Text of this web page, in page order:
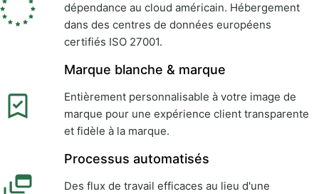
dépendance au cloud américain. Hébergement
dans des centres de données européens
certifiés ISO 27001.
Marque blanche & marque
Entièrement personnalisable à votre image de
marque pour une expérience client transparente
et fidèle à la marque.
Processus automatisés
Des flux de travail efficaces au lieu d'une